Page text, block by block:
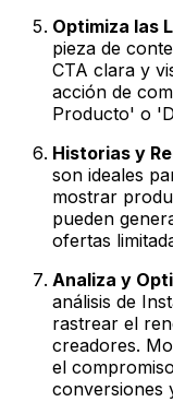
Optimiza las
pieza de
CTA clara y
acción de
Producto' o
Historias y
son ideales
mostrar
pueden
ofertas
Analiza y
análisis de
rastrear el
creadores.
el
conversiones